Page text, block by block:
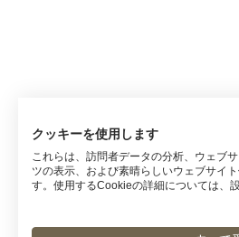
クッキーを使用します
これらは、訪問者データの分析、ウェブ
ツの表示、および素晴らしいウェブサイ
す。使用するCookieの詳細については、